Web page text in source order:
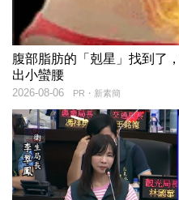
腹部脂肪的「剋星」找到了
出小蠻腰
PR・新素簡
2026-08-06